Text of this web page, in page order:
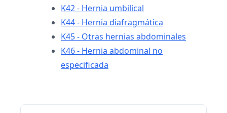
K42 - Hernia umbilical
K44 - Hernia diafragmática
K45 - Otras hernias abdominales
K46 - Hernia abdominal no
especificada